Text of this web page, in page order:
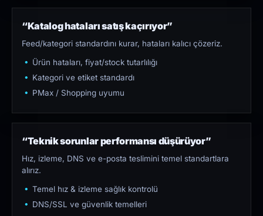
“Katalog hataları satış kaçırıyor”
Feed/kategori standardını kurar, hataları kalıcı çözeriz.
Ürün hataları, fiyat/stock tutarlılığı
Kategori ve etiket standardı
PMax / Shopping uyumu
“Teknik sorunlar performansı düşürüyor”
Hız, izleme, DNS ve e-posta teslimini temel standartlara
alırız.
Temel hız & izleme sağlık kontrolü
DNS/SSL ve güvenlik temelleri